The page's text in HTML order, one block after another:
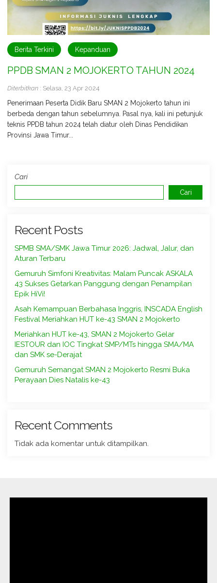
Berita Terkini Kepanduan
PPDB SMAN 2 MOJOKERTO TAHUN 2024
Diterbitkan : Selasa, 23 Apr 2024
Penerimaan Peserta Didik Baru SMAN 2 Mojokerto tahun ini
berbeda dengan tahun sebelumnya. Pasal nya, kali ini petunjuk
teknis PPDB tahun 2024 telah diatur oleh Dinas Pendidikan
Provinsi Jawa Timur...
Cari
Cari
Recent Posts
SPMB SMA/SMK Jawa Timur 2026: Jadwal, Jalur, dan
Aturan Terbaru
Gemuruh Simfoni Kreativitas: Malam Puncak ASKALA
43 Sukses Getarkan Panggung dengan Penampilan
Epik HiVi!
Asah Kemampuan Berbahasa Inggris, INSCADA English
Festival Meriahkan HUT ke-43 SMAN 2 Mojokerto
Meriahkan HUT ke-43, SMAN 2 Mojokerto Gelar
IESTOUR dan IOC Tingkat SMP/MTs hingga SMA/MA
dan SMK se-Derajat
Gemuruh Semangat SMAN 2 Mojokerto Resmi Buka
Perayaan Dies Natalis ke-43
Recent Comments
Tidak ada komentar untuk ditampilkan.